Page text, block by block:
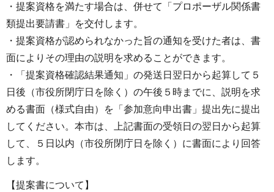
・提案資格を満たす場合は、併せて「プロポーザル関係書
類提出要請書」を交付します。
・提案資格が認められなかった旨の通知を受けた者は、書
面によりその理由の説明を求めることができます。
・「提案資格確認結果通知」の発送日翌日から起算して５
日後（市役所閉庁日を除く）の午後５時までに、説明を求
める書面（様式自由）を「参加意向申出書」提出先に提出
してください。本市は、上記書面の受領日の翌日から起算
して、５日以内（市役所閉庁日を除く）に書面により回答
します。
【提案書について】